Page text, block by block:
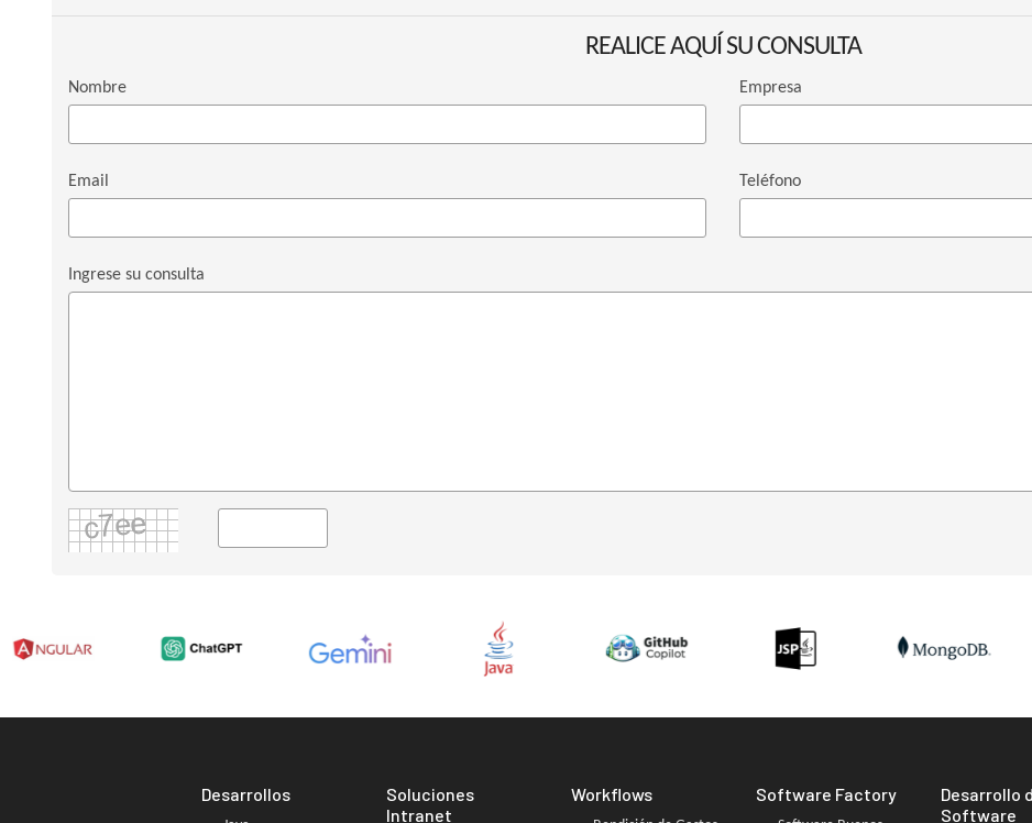
REALICE AQUÍ SU CONSULTA
Nombre Empresa
Email Teléfono
Ingrese su consulta
Desarrollos
Soluciones
Intranet
Workflows Software Factory
Desarrollo
Software